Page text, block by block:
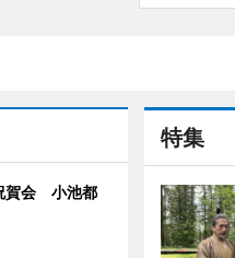
特集
賀会 小池都